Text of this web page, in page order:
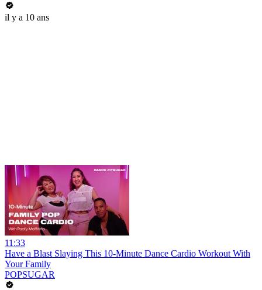
il y a 10 ans
11:33
Have a Blast Slaying This 10-Minute Dance Cardio Workout With
Your Family
POPSUGAR